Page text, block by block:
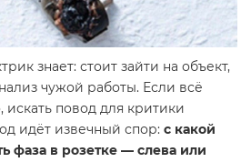
знает: стоит зайти на объект,
чужой работы. Если всё
искать повод для критики
идёт извечный спор: с какой
фаза в розетке — слева или